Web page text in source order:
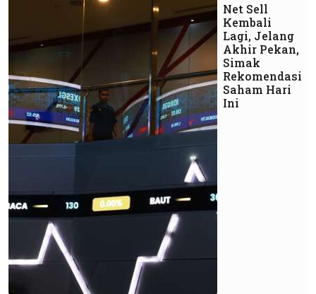
Net Sell
Kembali
Lagi, Jelang
Akhir Pekan,
Simak
Rekomendasi
Saham Hari
Ini